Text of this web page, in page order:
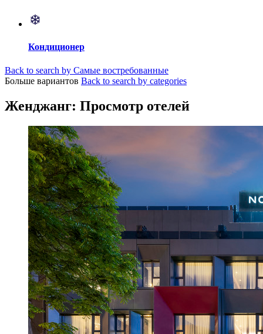
Кондиционер
Back to search by Самые востребованные
Больше вариантов Back to search by categories
Женджанг: Просмотр отелей